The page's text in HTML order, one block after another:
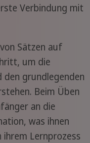
Verbindung mit
Sätzen auf
um die
grundlegenden
Beim Üben
an die
was ihnen
Lernprozess